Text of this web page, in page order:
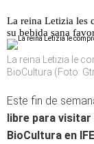
La reina Letizia les
su bebida sana
La reina Letizia le
BioCultura (Foto:
Este fin de
libre para
BioCultura en